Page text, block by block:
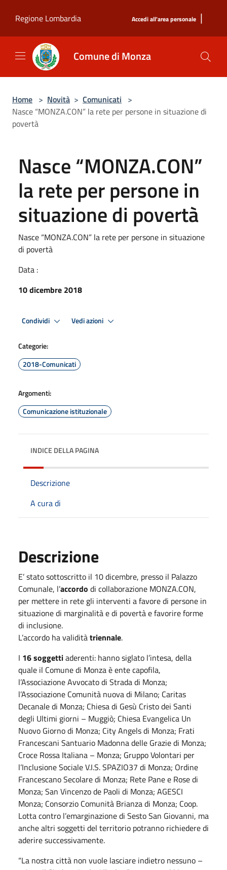
Regione Lombardia
Accedi all'area personale |
Comune di Monza
Home > Novità > Comunicati >
Nasce “MONZA.CON” la rete per persone in situazione di
povertà
Nasce “MONZA.CON”
la rete per persone in
situazione di povertà
Nasce “MONZA.CON” la rete per persone in situazione
di povertà
Data :
10 dicembre 2018
Condividi Vedi azioni
Categorie:
2018-Comunicati
Argomenti:
Comunicazione istituzionale
INDICE DELLA PAGINA
Descrizione
A cura di
Descrizione
E’ stato sottoscritto il 10 dicembre, presso il Palazzo
Comunale, l’accordo di collaborazione MONZA.CON,
per mettere in rete gli interventi a favore di persone in
situazione di marginalità e di povertà e favorire forme
di inclusione.
L’accordo ha validitàtriennale.
I 16 soggettiaderenti: hanno siglato l’intesa, della
quale il Comune di Monza è ente capofila,
l’Associazione Avvocato di Strada di Monza;
l’Associazione Comunità nuova di Milano; Caritas
Decanale di Monza; Chiesa di Gesù Cristo dei Santi
degli Ultimi giorni – Muggiò; Chiesa Evangelica Un
Nuovo Giorno di Monza; City Angels di Monza; Frati
Francescani Santuario Madonna delle Grazie di Monza;
Croce Rossa Italiana – Monza; Gruppo Volontari per
l’Inclusione Sociale V.I.S. SPAZIO37 di Monza; Ordine
Francescano Secolare di Monza; Rete Pane e Rose di
Monza; San Vincenzo de Paoli di Monza; AGESCI
Monza; Consorzio Comunità Brianza di Monza; Coop.
Lotta contro l’emarginazione di Sesto San Giovanni, ma
anche altri soggetti del territorio potranno richiedere di
aderire successivamente.
“La nostra città non vuole lasciare indietro nessuno –